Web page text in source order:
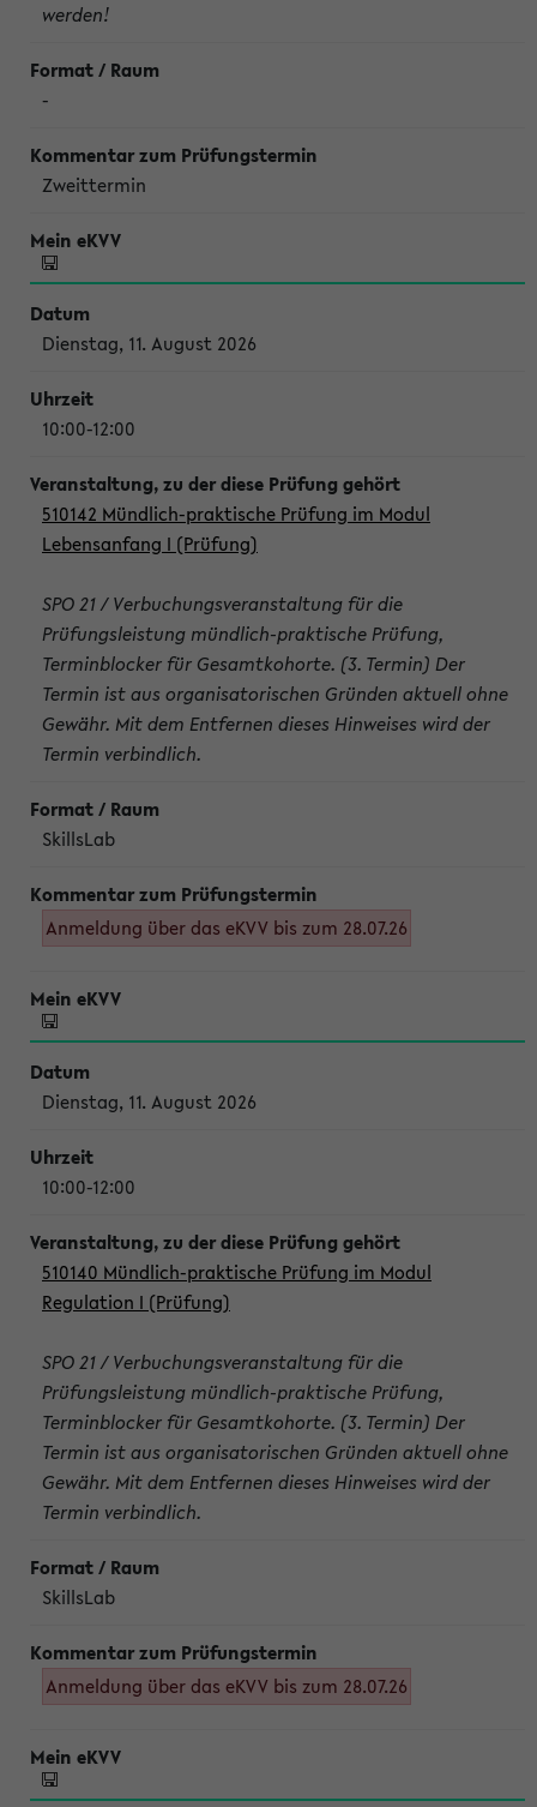
werden!
-
Zweittermin
Dienstag, 11. August 2026
10:00-12:00
510142 Mündlich-praktische Prüfung im Modul
Lebensanfang I (Prüfung)
SPO 21 / Verbuchungsveranstaltung für die
Prüfungsleistung mündlich-praktische Prüfung,
Terminblocker für Gesamtkohorte. (3. Termin) Der
Termin ist aus organisatorischen Gründen aktuell ohne
Gewähr. Mit dem Entfernen dieses Hinweises wird der
Termin verbindlich.
SkillsLab
Anmeldung über das eKVV bis zum 28.07.26
Dienstag, 11. August 2026
10:00-12:00
510140 Mündlich-praktische Prüfung im Modul
Regulation I (Prüfung)
SPO 21 / Verbuchungsveranstaltung für die
Prüfungsleistung mündlich-praktische Prüfung,
Terminblocker für Gesamtkohorte. (3. Termin) Der
Termin ist aus organisatorischen Gründen aktuell ohne
Gewähr. Mit dem Entfernen dieses Hinweises wird der
Termin verbindlich.
SkillsLab
Anmeldung über das eKVV bis zum 28.07.26